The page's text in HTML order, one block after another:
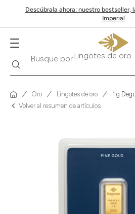
Descúbrala ahora: nuestro bestseller,
Imperial
Busque porKrugerrand
Oro Lingotes de oro
1 g
Volver al resumen de artículos